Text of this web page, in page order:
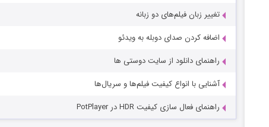
تغییر زبان فیلم‌های دو زبانه
اضافه کردن صدای دوبله به ویدئو
راهنمای دانلود از سایت دوستی ها
آشنایی با انواع کیفیت فیلم‌ها و سریال‌ها
راهنمای فعال سازی کیفیت HDR در PotPlayer